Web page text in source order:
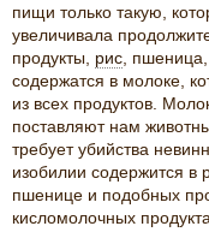
пищи только такую,
увеличивала
продукты, рис ,
содержатся в молоке,
из всех продуктов.
поставляют нам
требует убийства
изобилии содержится
пшенице и подобных
кисломолочных